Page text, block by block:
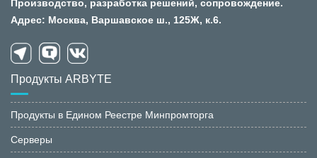
Производство, разработка решений, сопровождение.
Адрес: Москва, Варшавское ш., 125Ж, к.6.
Продукты ARBYTE
Продукты в Едином Реестре Минпромторга
Серверы